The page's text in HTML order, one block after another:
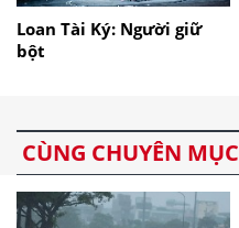
Loan Tài Ký: Người giữ
bột
CÙNG CHUYÊN MỤC